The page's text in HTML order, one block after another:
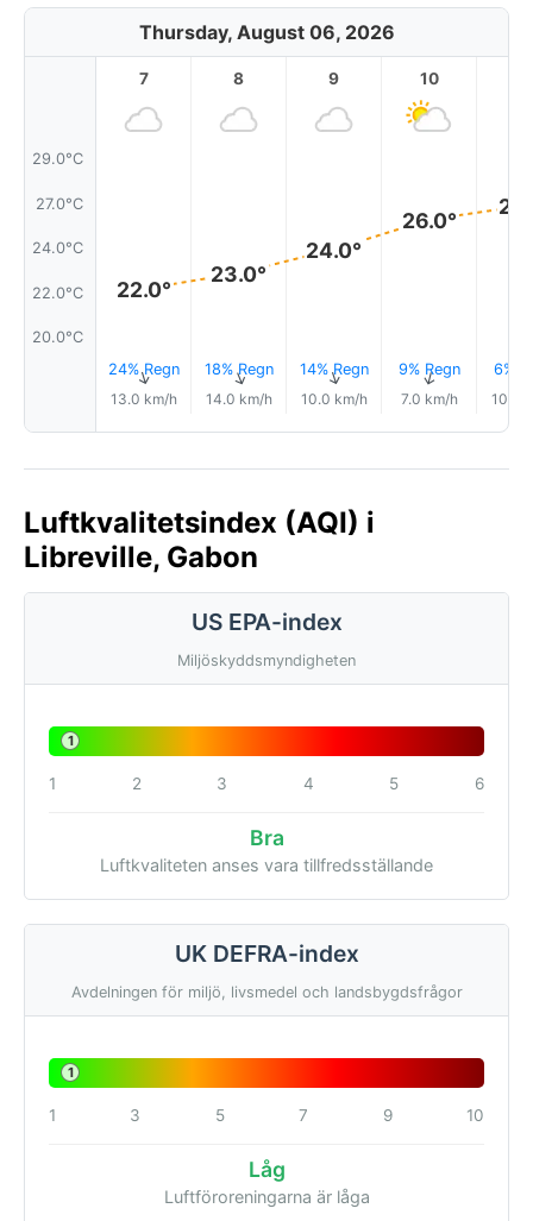
Thursday, August 06, 2026
29.0°C
27.0°C
24.0°C
22.0°C
20.0°C
7
22.0°
24% Regn
↑
13.0 km/h
8
23.0°
18% Regn
↑
14.0 km/h
9
24.0°
14% Regn
↑
10.0 km/h
10
26.0°
9% Regn
↑
7.0 km/h
6%
10.0
Luftkvalitetsindex (AQI) i
Libreville, Gabon
US EPA-index
Miljöskyddsmyndigheten
1
1 2 3 4 5 6
Bra
Luftkvaliteten anses vara tillfredsställande
UK DEFRA-index
Avdelningen för miljö, livsmedel och landsbygdsfrågor
1
1 3 5 7 9 10
Låg
Luftföroreningarna är låga